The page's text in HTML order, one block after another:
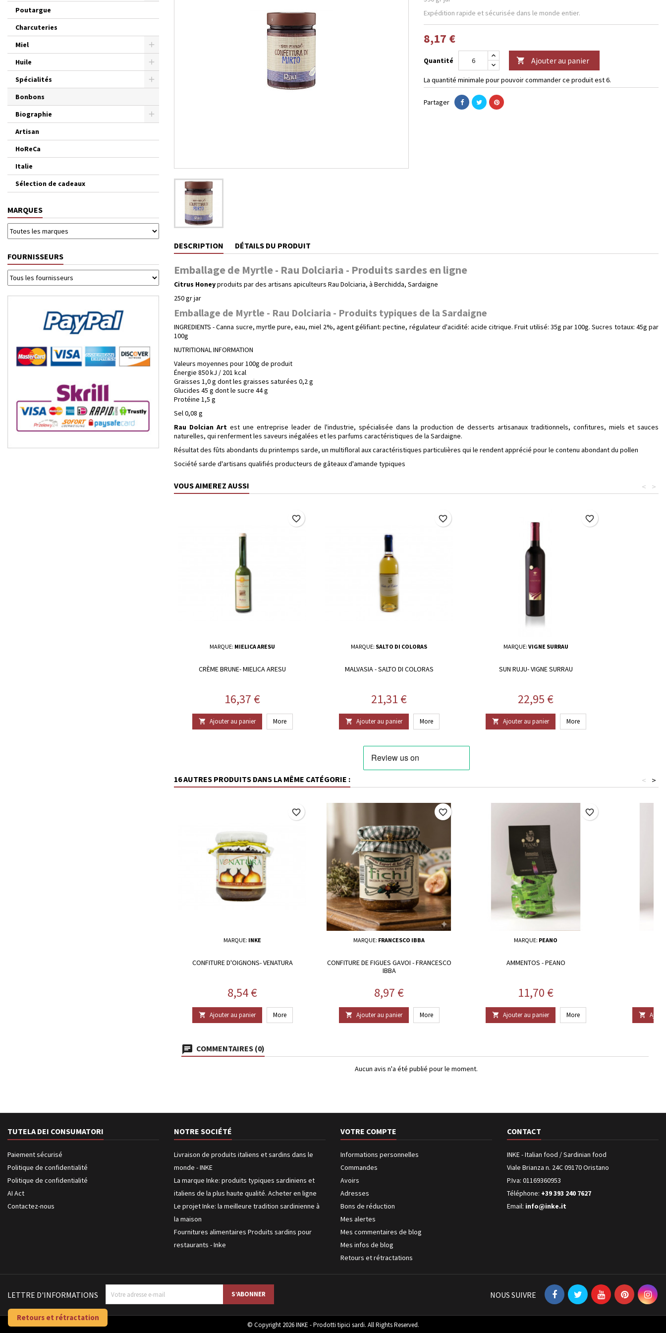
Poutargue
Charcuteries
Miel
Huile
Spécialités
Bonbons
Biographie
Artisan
HoReCa
Italie
Sélection de cadeaux
MARQUES
FOURNISSEURS
Expédition rapide et sécurisée dans le monde entier.
8,17 €
Quantité  Ajouter au panier
La quantité minimale pour pouvoir commander ce produit est 6.
Partager
DESCRIPTION DÉTAILS DU PRODUIT
Emballage de Myrtle - Rau Dolciaria - Produits sardes en ligne
Citrus Honeyproduits par des artisans apiculteurs Rau Dolciaria, à Berchidda, Sardaigne
250 gr jar
Emballage de Myrtle - Rau Dolciaria - Produits typiques de la Sardaigne
INGREDIENTS - Canna sucre, myrtle pure, eau, miel 2%, agent gélifiant: pectine, régulateur d'acidité: acide citrique. Fruit utilisé: 35g par 100g. Sucres totaux: 45g par
100g
NUTRITIONAL INFORMATION
Valeurs moyennes pour 100g de produit
Énergie 850 kJ / 201 kcal
Graisses 1,0 g dont les graisses saturées 0,2 g
Glucides 45 g dont le sucre 44 g
Protéine 1,5 g
Sel 0,08 g
Rau Dolcian Artest une entreprise leader de l'industrie, spécialisée dans la production de desserts artisanaux traditionnels, confitures, miels et sauces
naturelles, qui renferment les saveurs inégalées et les parfums caractéristiques de la Sardaigne.
Résultat des fûts abondants du printemps sarde, un multifloral aux caractéristiques particulières qui le rendent apprécié pour le contenu abondant du pollen
Société sarde d'artisans qualifiés producteurs de gâteaux d'amande typiques
VOUS AIMEREZ AUSSI >
<
MARQUE: MIELICA ARESU
CRÈME BRUNE- MIELICA ARESU
Prix
16,37 €
 Ajouter au panier More
favorite_border
MARQUE: SALTO DI COLORAS
MALVASIA - SALTO DI COLORAS
Prix
21,31 €
 Ajouter au panier More
favorite_border
MARQUE: VIGNE SURRAU
SUN RUJU- VIGNE SURRAU
Prix
22,95 €
 Ajouter au panier More
favorite_border
16 AUTRES PRODUITS DANS LA MÊME CATÉGORIE : >
<
MARQUE: INKE
CONFITURE D'OIGNONS- VENATURA
Prix
8,54 €
 Ajouter au panier More
favorite_border
MARQUE: FRANCESCO IBBA
CONFITURE DE FIGUES GAVOI - FRANCESCO
IBBA
Prix
8,97 €
 Ajouter au panier More
favorite_border
MARQUE: PEANO
AMMENTOS - PEANO
Prix
11,70 €
 Ajouter au panier More
favorite_border

COMMENTAIRES (0)
Aucun avis n'a été publié pour le moment.
TUTELA DEI CONSUMATORI
Paiement sécurisé
Politique de confidentialité
Politique de confidentialité
AI Act
Contactez-nous
NOTRE SOCIÉTÉ
Livraison de produits italiens et sardins dans le
monde - INKE
La marque Inke: produits typiques sardiniens et
italiens de la plus haute qualité. Acheter en ligne
Le projet Inke: la meilleure tradition sardinienne à
la maison
Fournitures alimentaires Produits sardins pour
restaurants - Inke
VOTRE COMPTE
Informations personnelles
Commandes
Avoirs
Adresses
Bons de réduction
Mes alertes
Mes commentaires de blog
Mes infos de blog
Retours et rétractations
CONTACT
INKE - Italian food / Sardinian food
Viale Brianza n. 24C 09170 Oristano
P.Iva: 01169360953
Téléphone: +39 393 240 7627
Email: info@inke.it
LETTRE D'INFORMATIONS NOUS SUIVRE
© Copyright 2026 INKE - Prodotti tipici sardi. All Rights Reserved.
Retours et rétractation